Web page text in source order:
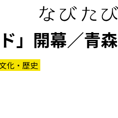
」開幕／青森
化・歴史